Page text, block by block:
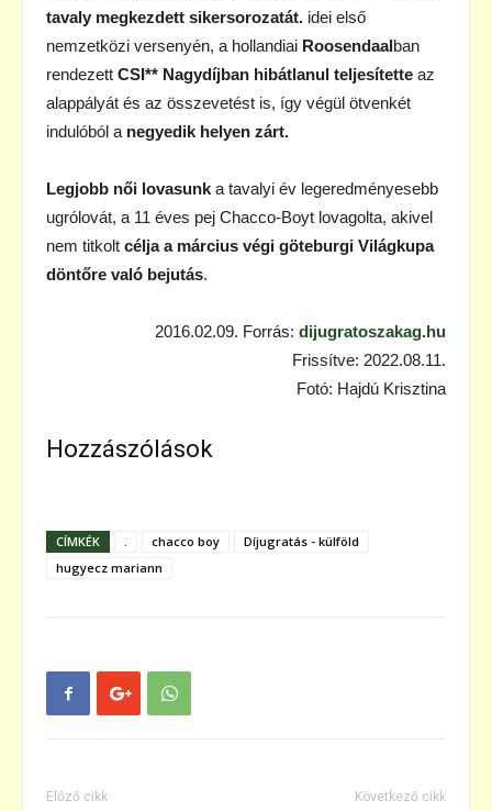
tavaly megkezdett sikersorozatát. idei első
nemzetközi versenyén, a hollandiai Roosendaalban
rendezett CSI** Nagydíjban hibátlanul teljesítette az
alappályát és az összevetést is, így végül ötvenkét
indulóból a negyedik helyen zárt.
Legjobb női lovasunk a tavalyi év legeredményesebb
ugrólovát, a 11 éves pej Chacco-Boyt lovagolta, akivel
nem titkolt célja a március végi göteburgi Világkupa
döntőre való bejutás.
2016.02.09. Forrás: dijugratoszakag.hu
Frissítve: 2022.08.11.
Fotó: Hajdú Krisztina
Hozzászólások
CÍMKÉK . chacco boy
Díjugratás - külföld
hugyecz mariann
Előző cikk Következő cikk